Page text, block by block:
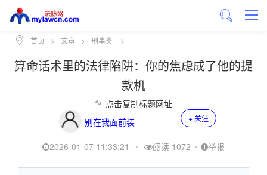
首页 > 文章 > 刑事类 >
算命话术里的法律陷阱：你的焦虑成了他的提
款机
点击复制标题网址
别在我面前装
+ 关注
2026-01-07 11:33:21 • 阅读 1072 • 举报